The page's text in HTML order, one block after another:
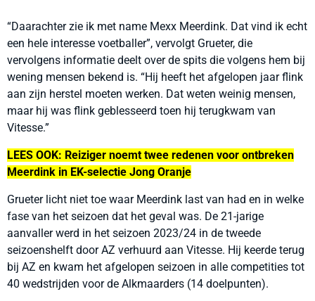
“Daarachter zie ik met name Mexx Meerdink. Dat vind ik echt
een hele interesse voetballer”, vervolgt Grueter, die
vervolgens informatie deelt over de spits die volgens hem bij
wening mensen bekend is. “Hij heeft het afgelopen jaar flink
aan zijn herstel moeten werken. Dat weten weinig mensen,
maar hij was flink geblesseerd toen hij terugkwam van
Vitesse.”
LEES OOK: Reiziger noemt twee redenen voor ontbreken
Meerdink in EK-selectie Jong Oranje
Grueter licht niet toe waar Meerdink last van had en in welke
fase van het seizoen dat het geval was. De 21-jarige
aanvaller werd in het seizoen 2023/24 in de tweede
seizoenshelft door AZ verhuurd aan Vitesse. Hij keerde terug
bij AZ en kwam het afgelopen seizoen in alle competities tot
40 wedstrijden voor de Alkmaarders (14 doelpunten).